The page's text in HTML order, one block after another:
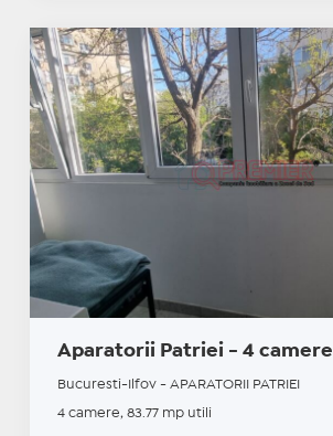
Aparatorii Patriei - 4 camere
Bucuresti-Ilfov - APARATORII PATRIEI
4 camere, 83.77 mp utili